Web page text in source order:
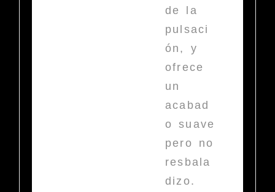
de la
pulsaci
ón, y
ofrece
un
acabad
o suave
pero no
resbala
dizo.